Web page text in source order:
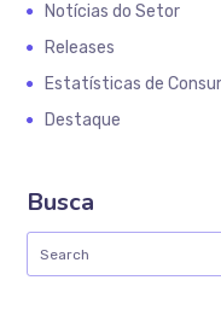
Notícias do Setor
Releases
Estatísticas de
Destaque
Busca